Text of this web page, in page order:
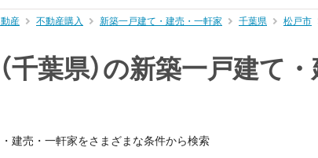
産 不動産購入 新築一戸建て・建売・一軒家 千葉県 松戸市
千葉県）の新築一戸建て
建売・一軒家をさまざまな条件から検索